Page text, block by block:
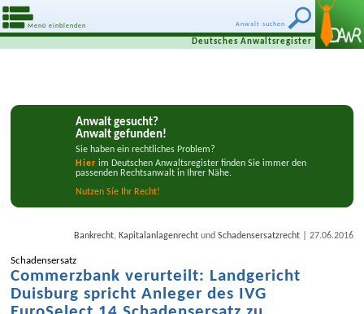
Anwalt suchen
Menü einblenden
Deutsches Anwaltsregister
Anwalt gesucht?
Anwalt gefunden!
Sie haben ein rechtliches Problem?
Hier im Deutschen Anwaltsregister finden Sie immer den
passenden Rechtsanwalt in Ihrer Nähe.
Nutzen Síe Ihr Recht!
Schadens­ersatz
Commerzbank verurteilt: Landgericht
Duisburg spricht Anleger des IVG